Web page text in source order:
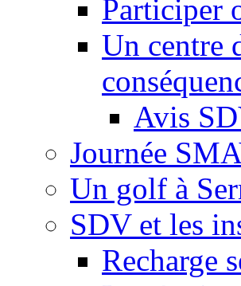
Participer
Un centre
Avis
Journée
Un golf à
SDV et les
Recharge